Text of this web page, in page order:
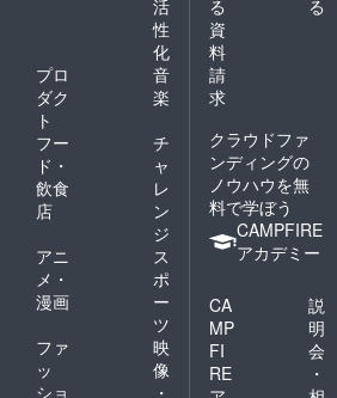
活
性
化
プロ
ダク
ト
音
楽
フー
ド・
飲食
店
チ
ャ
レ
ン
ジ
アニ
メ・
漫画
ス
ポ
ー
ツ
ファ
ッ
ショ
映
像
・
る
る
資
料
請
求
クラウドファ
ンディングの
ノウハウを無
料で学ぼう
CAMPFIRE
アカデミー
CA
MP
FI
RE
説
明
会
・